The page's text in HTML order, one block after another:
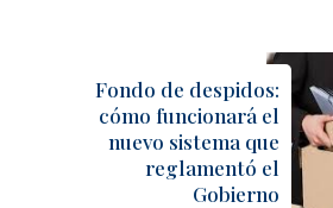
Fondo de despidos:
cómo funcionará el
nuevo sistema que
reglamentó el
Gobierno